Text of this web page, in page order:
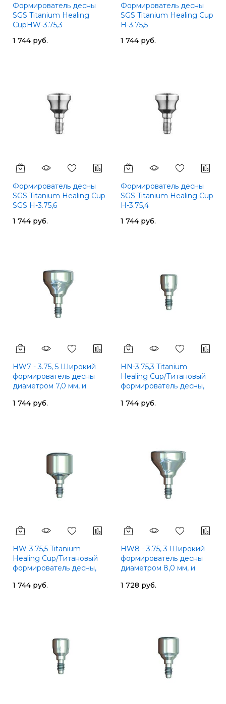
Формирователь десны
SGS Titanium Healing
CupHW-3.75,3
1 744 руб.
Формирователь десны
SGS Titanium Healing Cup
H-3.75,5
1 744 руб.
Формирователь десны
SGS Titanium Healing Cup
SGS H-3.75,6
1 744 руб.
Формирователь десны
SGS Titanium Healing Cup
H-3.75,4
1 744 руб.
HW7 - 3.75, 5 Широкий
формирователь десны
диаметром 7,0 мм, и
1 744 руб.
HN-3.75,3 Titanium
Healing Cup/Титановый
формирователь десны,
1 744 руб.
HW-3.75,5 Titanium
Healing Cup/Титановый
формирователь десны,
1 744 руб.
HW8 - 3.75, 3 Широкий
формирователь десны
диаметром 8,0 мм, и
1 728 руб.